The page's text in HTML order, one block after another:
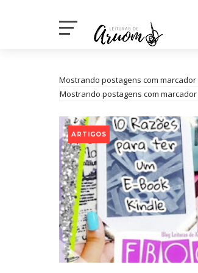
Mostrando postagens com marcador
Mostrando postagens com marcador
ARTIGOS